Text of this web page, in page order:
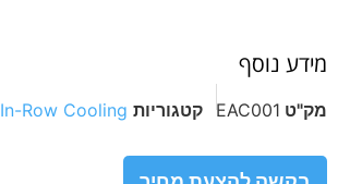
מידע נוסף
מק"ט EAC001 קטגוריות In-Row Cooling